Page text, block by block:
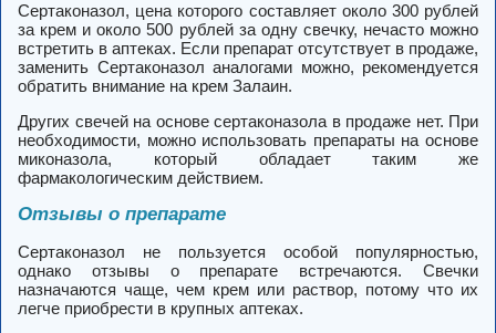
Сертаконазол, цена которого составляет около 300 рублей
за крем и около 500 рублей за одну свечку, нечасто можно
встретить в аптеках. Если препарат отсутствует в продаже,
заменить Сертаконазол аналогами можно, рекомендуется
обратить внимание на крем Залаин.
Других свечей на основе сертаконазола в продаже нет. При
необходимости, можно использовать препараты на основе
миконазола, который обладает таким же
фармакологическим действием.
Отзывы о препарате
Сертаконазол не пользуется особой популярностью,
однако отзывы о препарате встречаются. Свечки
назначаются чаще, чем крем или раствор, потому что их
легче приобрести в крупных аптеках.